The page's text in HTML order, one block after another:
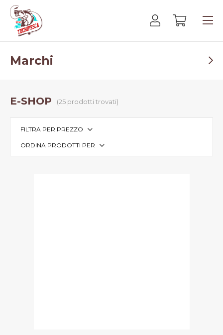
Marchi
E-SHOP (25 prodotti trovati)
FILTRA PER PREZZO
ORDINA PRODOTTI PER